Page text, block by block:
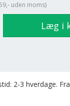
uden moms)
Læg i
2-3 hverdage.